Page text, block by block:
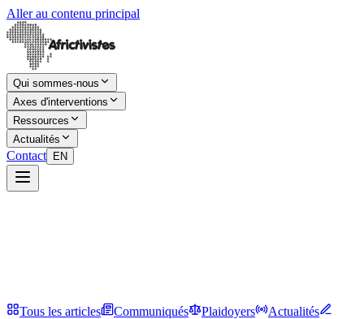
Aller au contenu principal
Qui sommes-nous
Axes d'interventions
Ressources
Actualités
Contact EN
Tous les articles Communiqués Plaidoyers
Actualités